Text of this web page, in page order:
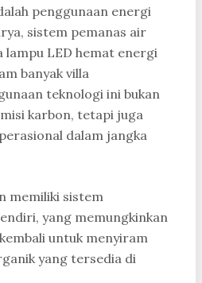
penggunaan energi
sistem pemanas air
lampu LED hemat energi
banyak villa
teknologi ini bukan
karbon, tetapi juga
dalam jangka
memiliki sistem
yang memungkinkan
untuk menyiram
yang tersedia di